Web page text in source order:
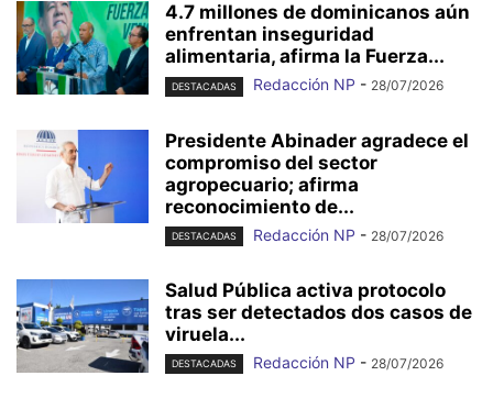
4.7 millones de dominicanos aún
enfrentan inseguridad
alimentaria, afirma la Fuerza...
DESTACADAS Redacción NP - 28/07/2026
Presidente Abinader agradece el
compromiso del sector
agropecuario; afirma
reconocimiento de...
DESTACADAS Redacción NP - 28/07/2026
Salud Pública activa protocolo
tras ser detectados dos casos de
viruela...
DESTACADAS Redacción NP - 28/07/2026